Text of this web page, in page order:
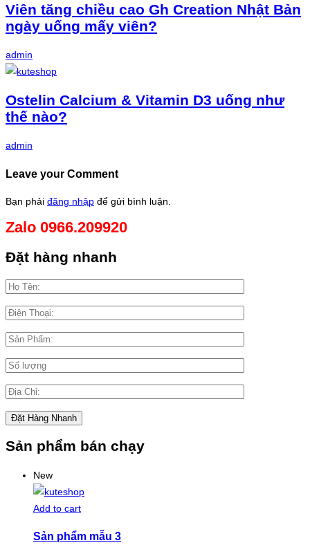
Viên tăng chiều cao Gh Creation Nhật Bản
ngày uống mấy viên?
admin
Ostelin Calcium & Vitamin D3 uống như
thế nào?
admin
Leave your Comment
Bạn phải đăng nhập để gửi bình luận.
Zalo 0966.209920
Đặt hàng nhanh
Sản phẩm bán chạy
New
Add to cart
Sản phẩm mẫu 3